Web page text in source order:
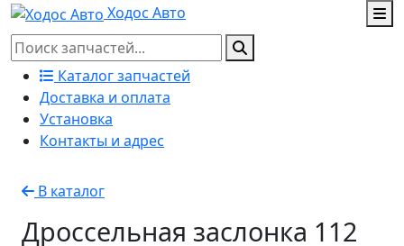
Ходос Авто
Каталог запчастей
Доставка и оплата
Установка
Контакты и адрес
В каталог
Дроссельная заслонка 112